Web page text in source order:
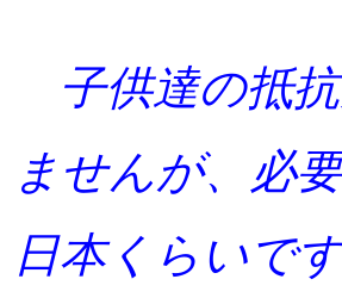
子供達の抵抗
ませんが、必
日本くらいです